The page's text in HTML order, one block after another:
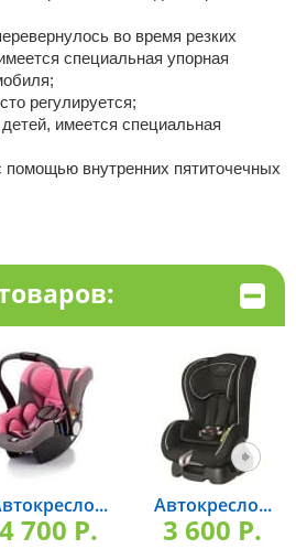
во время резких
специальная упорная
регулируется;
имеется специальная
помощью внутренних пятиточечных
4 700 P.
Автокресло...
3 600 P.